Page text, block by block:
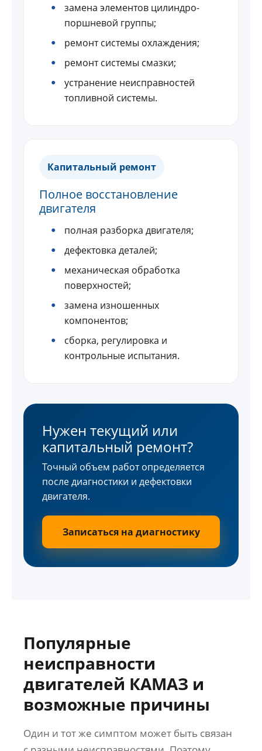
замена элементов цилиндро-
поршневой группы;
ремонт системы охлаждения;
ремонт системы смазки;
устранение неисправностей
топливной системы.
Капитальный ремонт
Полное восстановление
двигателя
полная разборка двигателя;
дефектовка деталей;
механическая обработка
поверхностей;
замена изношенных
компонентов;
сборка, регулировка и
контрольные испытания.
Нужен текущий или
капитальный ремонт?
Точный объем работ определяется
после диагностики и дефектовки
двигателя.
Записаться на диагностику
Популярные
неисправности
двигателей КАМАЗ и
возможные причины
Один и тот же симптом может быть связан